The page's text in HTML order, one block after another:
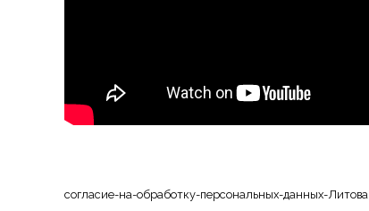
согласие-на-обработку-персональных-данных-Литова